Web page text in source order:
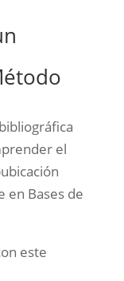
el
en Bases de
este